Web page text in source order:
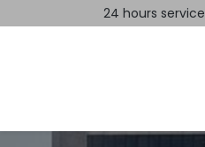
24 hours service